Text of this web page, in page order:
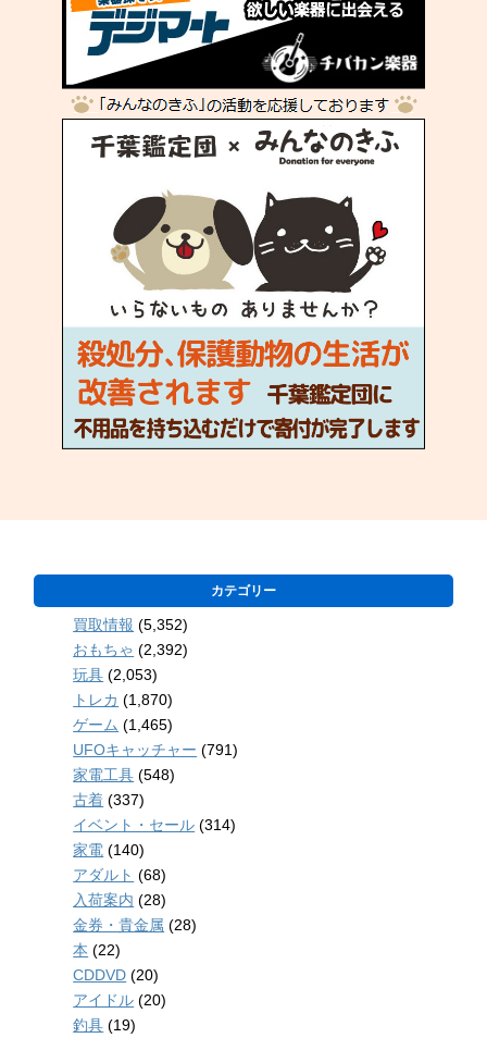
カテゴリー
買取情報 (5,352)
おもちゃ (2,392)
玩具 (2,053)
トレカ (1,870)
ゲーム (1,465)
UFOキャッチャー (791)
家電工具 (548)
古着 (337)
イベント・セール (314)
家電 (140)
アダルト (68)
入荷案内 (28)
金券・貴金属 (28)
本 (22)
CDDVD (20)
アイドル (20)
釣具 (19)